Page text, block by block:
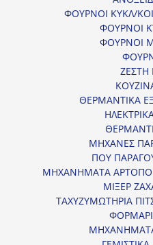
ΦΟΥΡΝΟΙ ΚΥΚΛ/
ΦΟΥΡΝΟΙ
ΦΟΥΡΝΟΙ
ΖΕΣΤΗ
ΘΕΡΜΑΝΤΙΚΑ
ΜΗΧΑΝΕΣ
ΠΟΥ
ΜΗΧΑΝΗΜΑΤΑ
ΜΙΞΕΡ
ΤΑΧΥΖΥΜΩΤΗΡΙΑ